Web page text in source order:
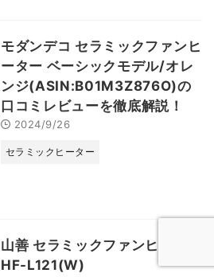
モダンデコ セラミックファンヒ
ーター ベーシックモデル/オレ
ンジ(ASIN:B01M3Z876O)の
口コミレビューを徹底解説！
2024/9/26
セラミックヒーター
山善 セラミックファンヒーター
HF-L121(W)